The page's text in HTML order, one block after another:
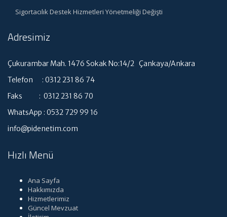
Sigortacılık Destek Hizmetleri Yönetmeliği Değişti
Adresimiz
Çukurambar Mah. 1476 Sokak No:14/2 Çankaya/Ankara
Telefon : 0312 231 86 74
Faks : 0312 231 86 70
WhatsApp : 0532 729 99 16
info@pidenetim.com
Hızlı Menü
Ana Sayfa
Hakkımızda
Hizmetlerimiz
Güncel Mevzuat